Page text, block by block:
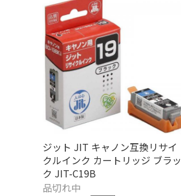
ジット JIT キャノン互換リサイ
クルインク カートリッジ ブラッ
ク JIT-C19B
品切れ中
インク色数で絞り込む
用紙サイズで絞り込む
自動両面プリントで絞り込む
給紙方式で絞り込む